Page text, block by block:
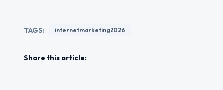
TAGS: internetmarketing2026
Share this article: